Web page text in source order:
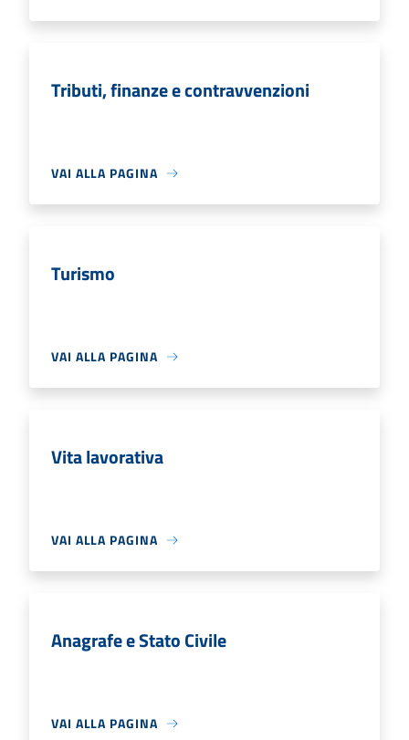
Tributi, finanze e contravvenzioni
VAI ALLA PAGINA
Turismo
VAI ALLA PAGINA
Vita lavorativa
VAI ALLA PAGINA
Anagrafe e Stato Civile
VAI ALLA PAGINA